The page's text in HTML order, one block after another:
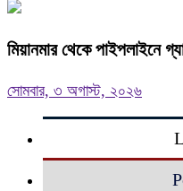
মিয়ানমার থেকে পাইপলাইনে
সোমবার, ৩ অগাস্ট, ২০২৬